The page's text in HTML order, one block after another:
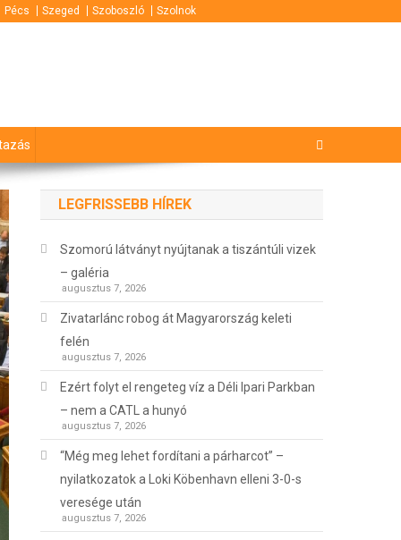
Pécs Szeged Szoboszló Szolnok
LEGFRISSEBB HÍREK
Szomorú látványt nyújtanak a tiszántúli vizek
– galéria
augusztus 7, 2026
Zivatarlánc robog át Magyarország keleti
felén
augusztus 7, 2026
Ezért folyt el rengeteg víz a Déli Ipari Parkban
– nem a CATL a hunyó
augusztus 7, 2026
“Még meg lehet fordítani a párharcot” –
nyilatkozatok a Loki Köbenhavn elleni 3-0-s
veresége után
augusztus 7, 2026